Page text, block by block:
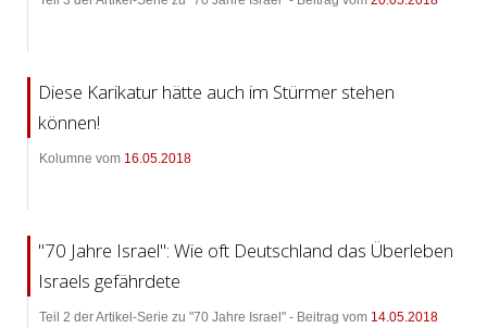
Diese Karikatur hätte auch im Stürmer stehen
können!
Kolumne vom 16.05.2018
"70 Jahre Israel": Wie oft Deutschland das Überleben
Israels gefährdete
Teil 2 der Artikel-Serie zu "70 Jahre Israel" - Beitrag vom 14.05.2018